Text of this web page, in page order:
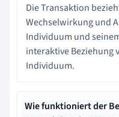
Die Transaktion
Wechselwirkung und
Individuum und
interaktive Beziehung
Individuum.
Wie funktioniert der